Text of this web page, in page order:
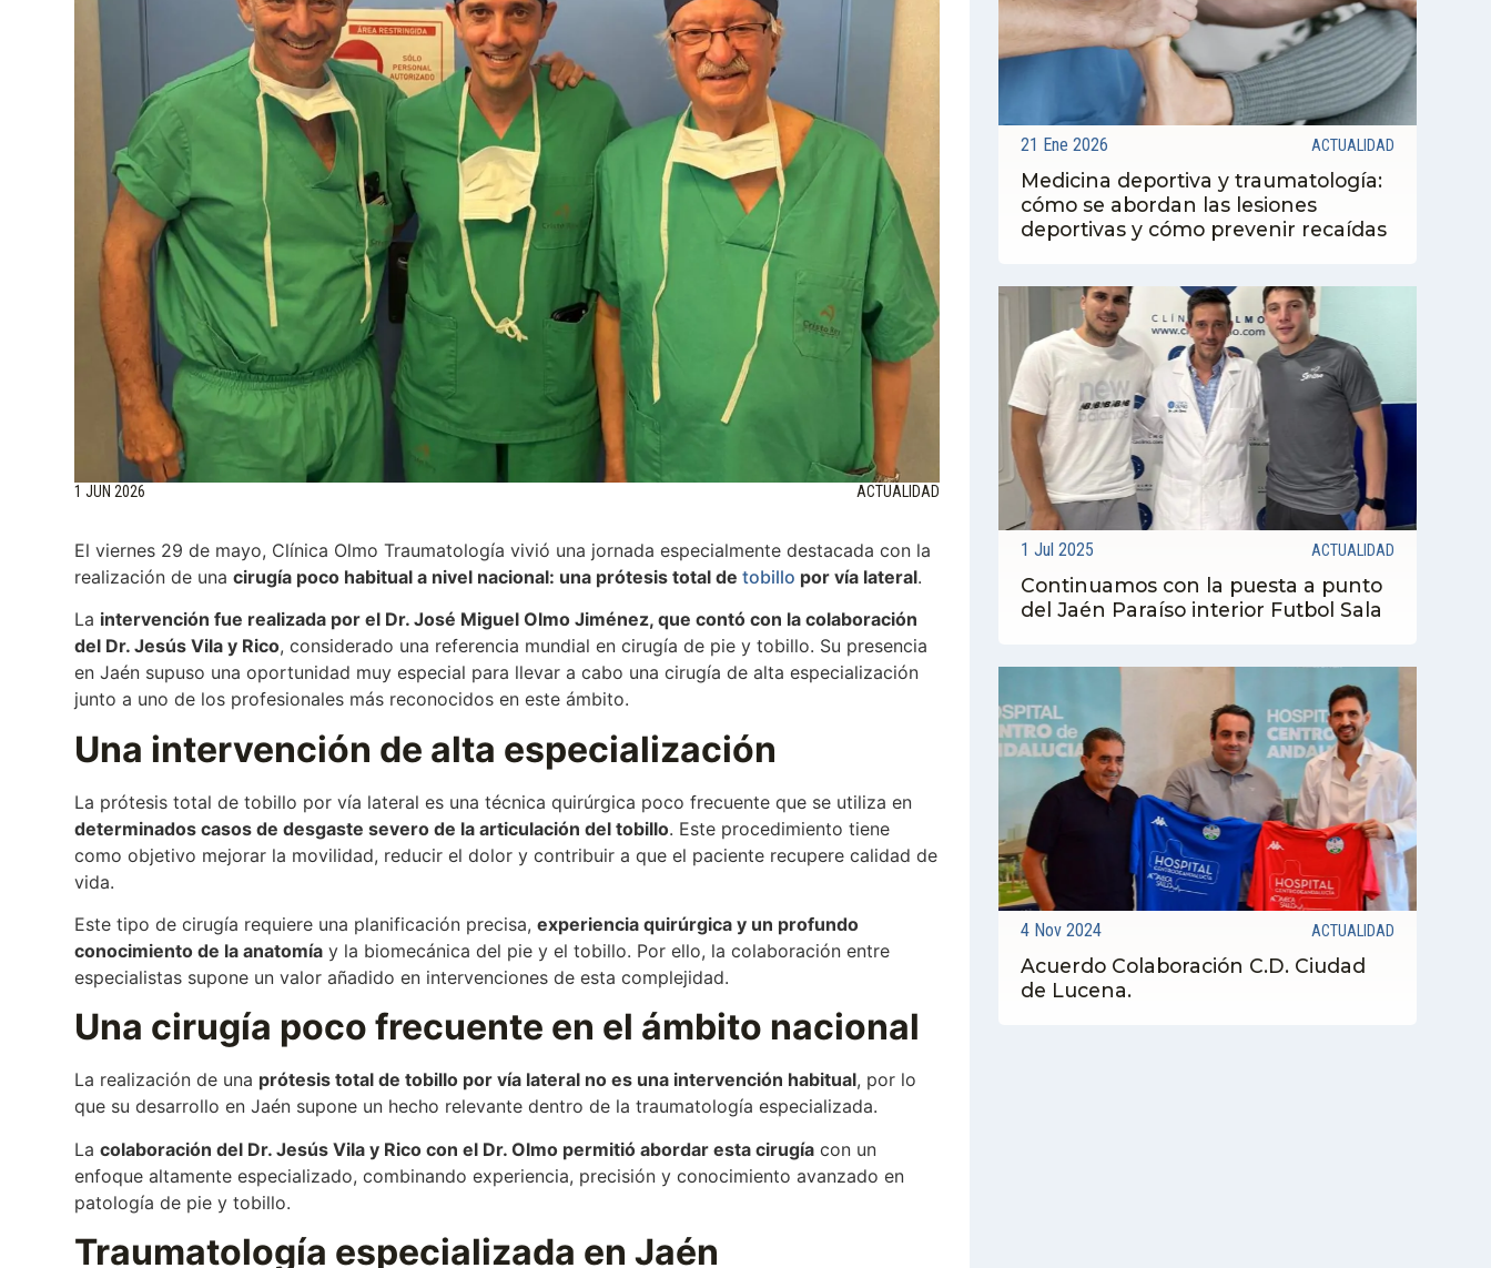
1 JUN 2026 ACTUALIDAD
El viernes 29 de mayo, Clínica Olmo Traumatología vivió una jornada especialmente destacada con la
realización de unacirugía poco habitual a nivel nacional: una prótesis total detobillo por vía lateral.
La intervención fue realizada por el Dr. José Miguel Olmo Jiménez, que contó con la colaboración
del Dr. Jesús Vila y Rico, considerado una referencia mundial en cirugía de pie y tobillo. Su presencia
en Jaén supuso una oportunidad muy especial para llevar a cabo una cirugía de alta especialización
junto a uno de los profesionales más reconocidos en este ámbito.
Una intervención de alta especialización
La prótesis total de tobillo por vía lateral es una técnica quirúrgica poco frecuente que se utiliza en
determinados casos de desgaste severo de la articulación del tobillo. Este procedimiento tiene
como objetivo mejorar la movilidad, reducir el dolor y contribuir a que el paciente recupere calidad de
vida.
Este tipo de cirugía requiere una planificación precisa,experiencia quirúrgica y un profundo
conocimiento de la anatomía y la biomecánica del pie y el tobillo. Por ello, la colaboración entre
especialistas supone un valor añadido en intervenciones de esta complejidad.
Una cirugía poco frecuente en el ámbito nacional
La realización de una prótesis total de tobillo por vía lateral no es una intervención habitual, por lo
que su desarrollo en Jaén supone un hecho relevante dentro de la traumatología especializada.
Lacolaboración del Dr. Jesús Vila y Rico con el Dr. Olmo permitió abordar esta cirugía con un
enfoque altamente especializado, combinando experiencia, precisión y conocimiento avanzado en
patología de pie y tobillo.
Traumatología especializada en Jaén
21 Ene 2026 ACTUALIDAD
Medicina deportiva y traumatología:
cómo se abordan las lesiones
deportivas y cómo prevenir recaídas
1 Jul 2025 ACTUALIDAD
Continuamos con la puesta a punto
del Jaén Paraíso interior Futbol Sala
4 Nov 2024 ACTUALIDAD
Acuerdo Colaboración C.D. Ciudad
de Lucena.